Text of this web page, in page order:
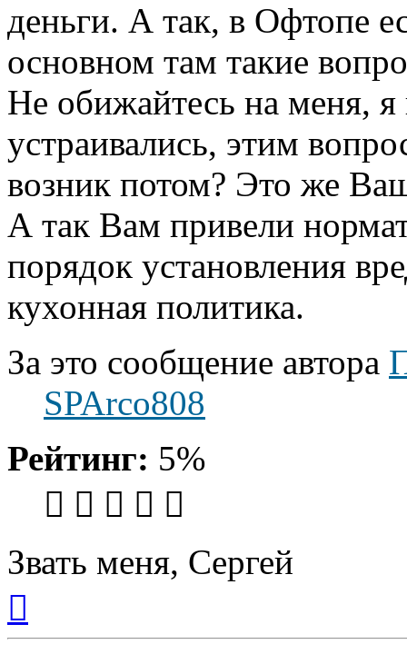
деньги. А так, в Офтопе
основном там такие
Не обижайтесь на меня,
устраивались, этим
возник потом? Это же
А так Вам привели
порядок установления
кухонная политика.
За это сообщение автора
SPArco808
Рейтинг: 5%
Звать меня, Сергей
началу